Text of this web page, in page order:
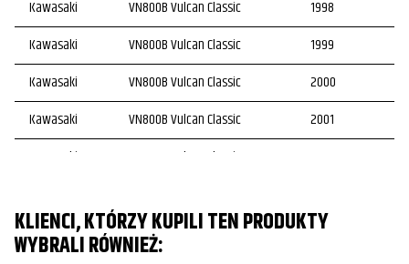
Kawasaki
VN800B Vulcan Classic
1998
Kawasaki
VN800B Vulcan Classic
1999
Kawasaki
VN800B Vulcan Classic
2000
Kawasaki
VN800B Vulcan Classic
2001
Kawasaki
VN800B Vulcan Classic
Kawasaki
VN800B Vulcan Classic
2004
KLIENCI, KTÓRZY KUPILI TEN PRODUKTY
WYBRALI RÓWNIEŻ: